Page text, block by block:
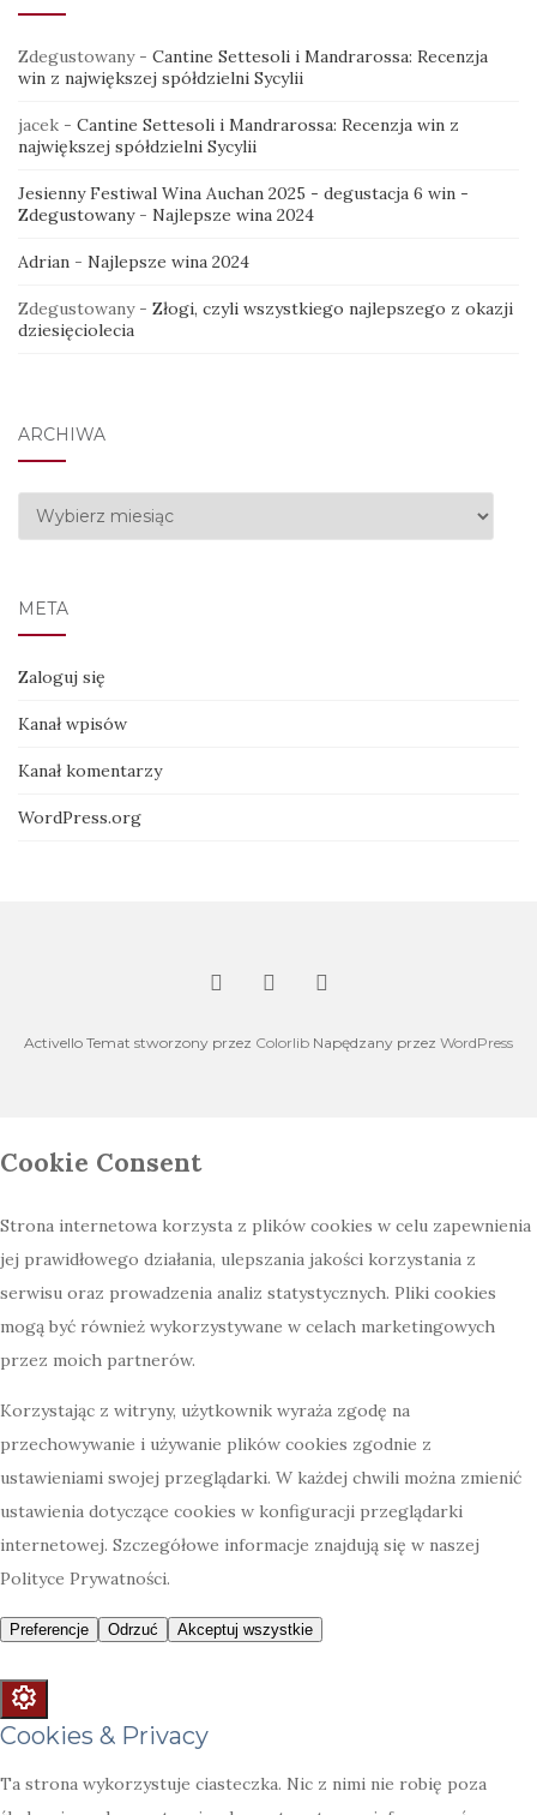
Zdegustowany- Cantine Settesoli i Mandrarossa: Recenzja
win z największej spółdzielni Sycylii
jacek - Cantine Settesoli i Mandrarossa: Recenzja win z
największej spółdzielni Sycylii
Jesienny Festiwal Wina Auchan 2025 - degustacja 6 win -
Zdegustowany- Najlepsze wina 2024
Adrian - Najlepsze wina 2024
Zdegustowany- Złogi, czyli wszystkiego najlepszego z okazji
dziesięciolecia
ARCHIWA
Archiwa
META
Zaloguj się
Kanał wpisów
Kanał komentarzy
WordPress.org
Activello Temat stworzony przez Colorlib Napędzany przez WordPress
Cookies & Privacy
Ta strona wykorzystuje ciasteczka. Nic z nimi nie robię poza